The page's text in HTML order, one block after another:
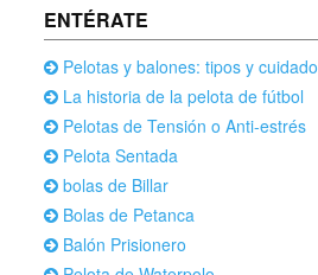
ENTÉRATE
Pelotas y balones: tipos y cuidado
La historia de la pelota de fútbol
Pelotas de Tensión o Anti-estrés
Pelota Sentada
bolas de Billar
Bolas de Petanca
Balón Prisionero